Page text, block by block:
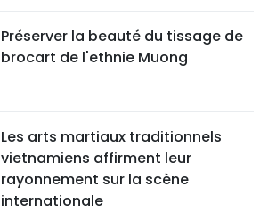
Préserver la beauté du tissage de
brocart de l'ethnie Muong
Les arts martiaux traditionnels
vietnamiens affirment leur
rayonnement sur la scène
internationale